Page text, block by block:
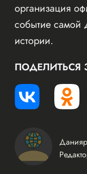
организация
событие самой
истории.